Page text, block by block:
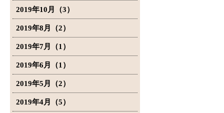
2019年10月（3）
2019年8月（2）
2019年7月（1）
2019年6月（1）
2019年5月（2）
2019年4月（5）